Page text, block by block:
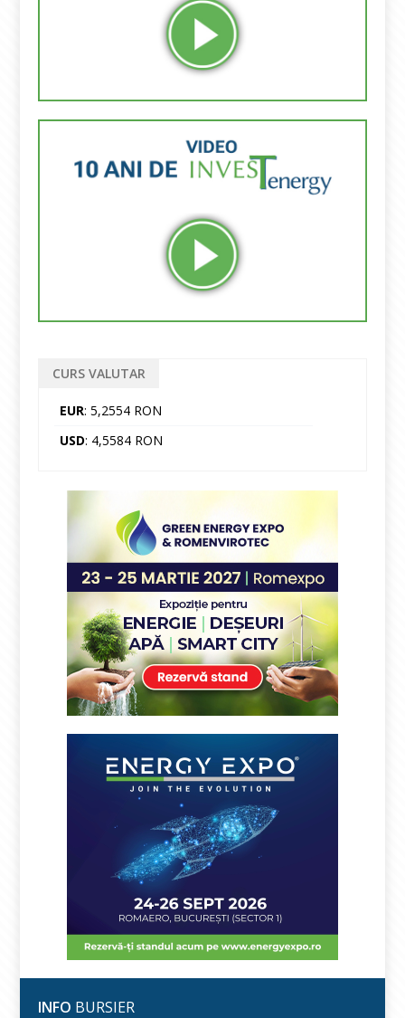
CURS VALUTAR
EUR: 5,2554 RON
USD: 4,5584 RON
INFO BURSIER